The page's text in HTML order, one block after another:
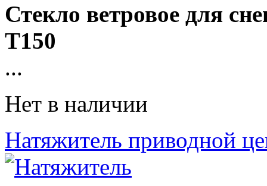
Стекло ветровое для
T150
...
Нет в наличии
Натяжитель приводной